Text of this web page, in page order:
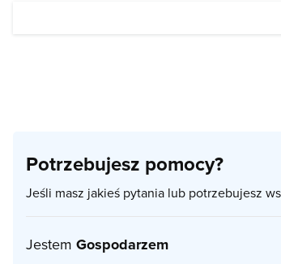
Potrzebujesz pomocy?
Jeśli masz jakieś pytania lub potrzebujesz
Jestem Gospodarzem